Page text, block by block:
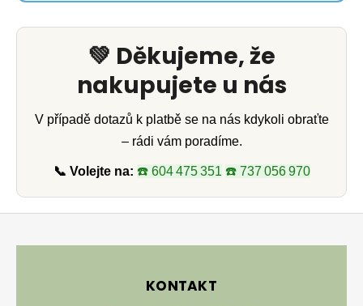
💚 Děkujeme, že
nakupujete u nás
V případě dotazů k platbě se na nás kdykoli obraťte
– rádi vám poradíme.
📞 Volejte na: ☎️ 604 475 351 ☎️ 737 056 970
KONTAKT